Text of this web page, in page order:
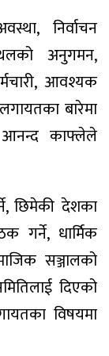
निर्वाचन
अनुगमन,
आवश्यक
बारेमा
आनन्द काफ्लेले
छिमेकी देशका
गर्ने, धार्मिक
सञ्जालको
दिएको
विषयमा